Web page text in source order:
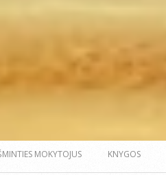
MOKYTOJUS KNYGOS